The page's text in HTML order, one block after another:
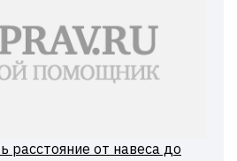
расстояние от навеса до